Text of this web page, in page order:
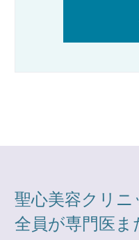
聖心美容クリ
全員が専門医ま